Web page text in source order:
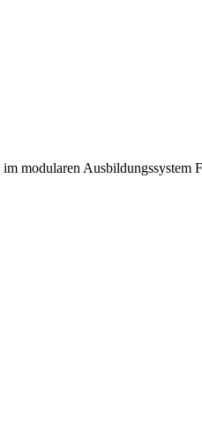
modularen Ausbildungssystem